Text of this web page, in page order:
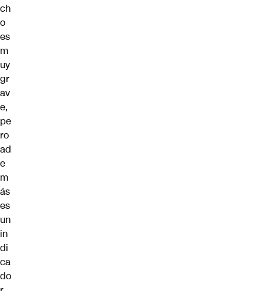
ch
o
es
m
uy
gr
av
e,
pe
ro
ad
e
m
ás
es
un
in
di
ca
do